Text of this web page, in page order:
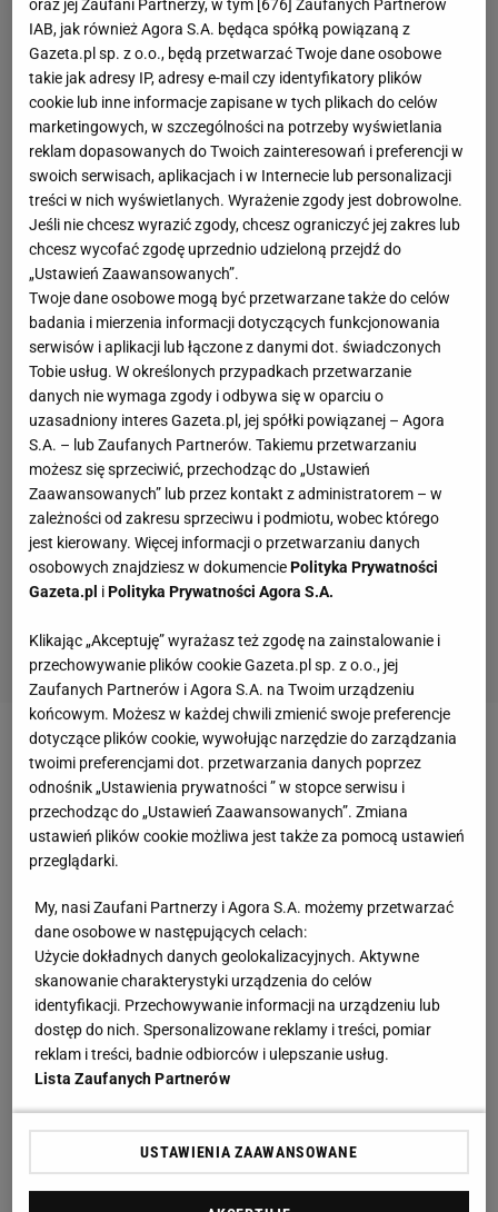
Zobacz wideo Wojciech Szczęsny skończony w
Barcelonie?!
Tam Polak popełnił dwa koszmarne błędy, po
utrzymał jednak nerwy na wodzy, obronił strzał
Angela Di Marii przy stanie 4:4, a po chwili Raphinha
zdobył decydującego gola.I choć media mocno go
skrytykowały, to sam trener nie miał do niego
większych pretensji
. - Który zawodnik nie popełnia
błędów? (...) Wygrywamy razem, przegrywamy
razem - mówił.
Wojciech Szczęsny ma nietypowe hobby. Oddał się
mu przed meczem LM
oraz jej Zaufani Partnerzy, w tym [676] Zaufanych Partnerów
IAB, jak również Agora S.A. będąca spółką powiązaną z
Gazeta.pl sp. z o.o., będą przetwarzać Twoje dane osobowe
takie jak adresy IP, adresy e-mail czy identyfikatory plików
cookie lub inne informacje zapisane w tych plikach do celów
marketingowych, w szczególności na potrzeby wyświetlania
reklam dopasowanych do Twoich zainteresowań i preferencji w
swoich serwisach, aplikacjach i w Internecie lub personalizacji
treści w nich wyświetlanych. Wyrażenie zgody jest dobrowolne.
Jeśli nie chcesz wyrazić zgody, chcesz ograniczyć jej zakres lub
chcesz wycofać zgodę uprzednio udzieloną przejdź do
„Ustawień Zaawansowanych”.
Twoje dane osobowe mogą być przetwarzane także do celów
badania i mierzenia informacji dotyczących funkcjonowania
serwisów i aplikacji lub łączone z danymi dot. świadczonych
Tobie usług. W określonych przypadkach przetwarzanie
danych nie wymaga zgody i odbywa się w oparciu o
uzasadniony interes Gazeta.pl, jej spółki powiązanej – Agora
S.A. – lub Zaufanych Partnerów. Takiemu przetwarzaniu
możesz się sprzeciwić, przechodząc do „Ustawień
Zaawansowanych” lub przez kontakt z administratorem – w
zależności od zakresu sprzeciwu i podmiotu, wobec którego
jest kierowany. Więcej informacji o przetwarzaniu danych
osobowych znajdziesz w dokumenciePolityka Prywatności
Gazeta.pl iPolityka Prywatności Agora S.A.
Klikając „Akceptuję” wyrażasz też zgodę na zainstalowanie i
przechowywanie plików cookie Gazeta.pl sp. z o.o., jej
Zaufanych Partnerów i Agora S.A. na Twoim urządzeniu
końcowym. Możesz w każdej chwili zmienić swoje preferencje
dotyczące plików cookie, wywołując narzędzie do zarządzania
twoimi preferencjami dot. przetwarzania danych poprzez
odnośnik „Ustawienia prywatności ” w stopce serwisu i
przechodząc do „Ustawień Zaawansowanych”. Zmiana
ustawień plików cookie możliwa jest także za pomocą ustawień
przeglądarki.
My, nasi Zaufani Partnerzy i Agora S.A. możemy przetwarzać
dane osobowe w następujących celach:
Użycie dokładnych danych geolokalizacyjnych. Aktywne
skanowanie charakterystyki urządzenia do celów
identyfikacji. Przechowywanie informacji na urządzeniu lub
dostęp do nich. Spersonalizowane reklamy i treści, pomiar
reklam i treści, badnie odbiorców i ulepszanie usług.
Lista Zaufanych Partnerów
USTAWIENIA ZAAWANSOWANE